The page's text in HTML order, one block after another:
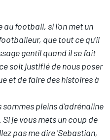
au football, si l'on met un
que tout ce qu'il
gentil quand il se fait
soit justifié de nous poser
et de faire des histoires à
pleins d'adrénaline
je vous mets un coup de
pas me dire 'Sebastian,